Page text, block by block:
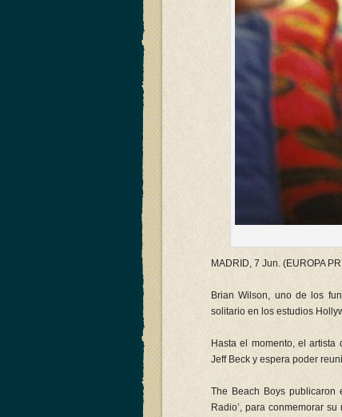
MADRID, 7 Jun. (EUROPA
Brian Wilson, uno de los
solitario en los estudios
Hasta el momento, el
Jeff Beck y espera poder
The Beach Boys publicaron
Radio’, para conmemorar